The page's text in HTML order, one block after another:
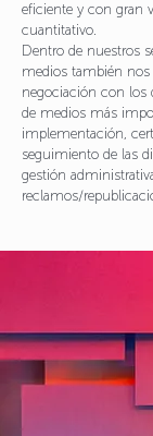
eficiente y con gran
cuantitativo.
Dentro de nuestros
medios también nos
negociación con los
de medios más
implementación,
seguimiento de las
gestión
reclamos/